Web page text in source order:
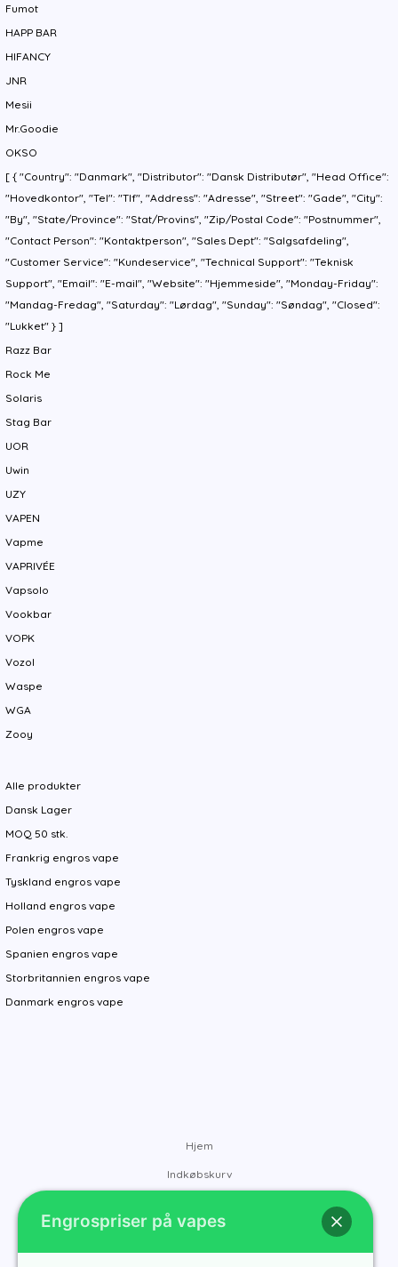
Fumot
HAPP BAR
HIFANCY
JNR
Mesii
Mr.Goodie
OKSO
[ { "Country": "Danmark", "Distributor": "Dansk Distributør", "Head Office":
"Hovedkontor", "Tel": "Tlf", "Address": "Adresse", "Street": "Gade", "City":
"By", "State/Province": "Stat/Provins", "Zip/Postal Code": "Postnummer",
"Contact Person": "Kontaktperson", "Sales Dept": "Salgsafdeling",
"Customer Service": "Kundeservice", "Technical Support": "Teknisk
Support", "Email": "E-mail", "Website": "Hjemmeside", "Monday-Friday":
"Mandag-Fredag", "Saturday": "Lørdag", "Sunday": "Søndag", "Closed":
"Lukket" } ]
Razz Bar
Rock Me
Solaris
Stag Bar
UOR
Uwin
UZY
VAPEN
Vapme
VAPRIVÉE
Vapsolo
Vookbar
VOPK
Vozol
Waspe
WGA
Zooy
Alle produkter
Dansk Lager
MOQ 50 stk.
Frankrig engros vape
Tyskland engros vape
Holland engros vape
Polen engros vape
Spanien engros vape
Storbritannien engros vape
Danmark engros vape
Hjem
Indkøbskurv
Kontakt
Engrospriser på vapes